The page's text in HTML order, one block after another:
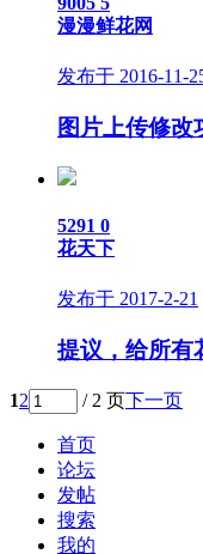
漫漫鲜花网
发布于 2016-11-
图片上传修改
5291 0
花天下
发布于 2017-2-21
提议，给所有
12 / 2 页下一页
首页
论坛
发帖
搜索
我的